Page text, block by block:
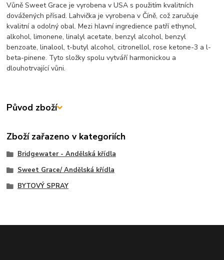
Vůně Sweet Grace je vyrobena v USA s použitím kvalitních
dovážených přísad. Lahvička je vyrobena v Číně, což zaručuje
kvalitní a odolný obal. Mezi hlavní ingredience patří ethynol,
alkohol, limonene, linalyl acetate, benzyl alcohol, benzyl
benzoate, linalool, t-butyl alcohol, citronellol, rose ketone-3 a l-
beta-pinene. Tyto složky spolu vytváří harmonickou a
dlouhotrvající vůni.
Původ zboží
Zboží zařazeno v kategoriích
Bridgewater - Andělská křídla
Sweet Grace/ Andělská křídla
BYTOVÝ SPRAY